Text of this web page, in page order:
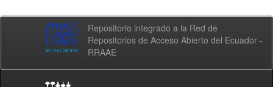
Repositorio integrado a la Red de
Repositorios de Acceso Abierto del Ecuador -
RRAAE